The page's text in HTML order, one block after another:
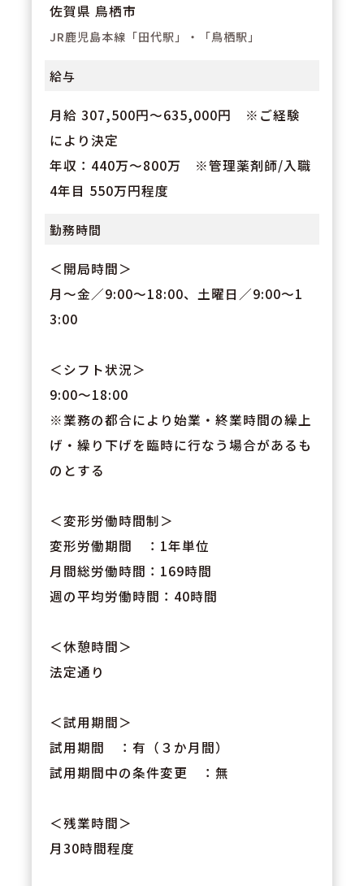
給となります。
佐賀県 鳥栖市
JR鹿児島本線「田代駅」・「鳥栖駅」
給与
月給 307,500円～635,000円 ※ご経験
により決定
年収：440万～800万 ※管理薬剤師/入職
4年目 550万円程度
勤務時間
＜開局時間＞
月～金／9:00～18:00、土曜日／9:00～1
3:00
＜シフト状況＞
9:00～18:00
※業務の都合により始業・終業時間の繰上
げ・繰り下げを臨時に行なう場合があるも
のとする
＜変形労働時間制＞
変形労働期間 ：1年単位
月間総労働時間：169時間
週の平均労働時間：40時間
＜休憩時間＞
法定通り
＜試用期間＞
試用期間 ：有（３か月間）
試用期間中の条件変更 ：無
＜残業時間＞
月30時間程度